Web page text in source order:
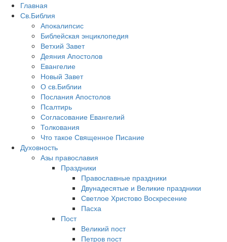
Главная
Св.Библия
Апокалипсис
Библейская энциклопедия
Ветхий Завет
Деяния Апостолов
Евангелие
Новый Завет
О св.Библии
Послания Апостолов
Псалтирь
Согласование Евангелий
Толкования
Что такое Священное Писание
Духовность
Азы православия
Праздники
Православные праздники
Двунадесятые и Великие праздники
Светлое Христово Воскресение
Пасха
Пост
Великий пост
Петров пост